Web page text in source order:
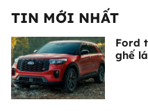
TIN MỚI NHẤT
Ford
ghế